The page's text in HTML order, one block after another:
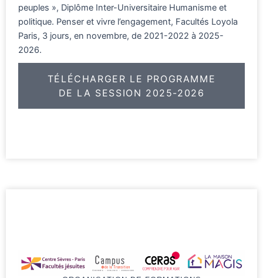
peuples », Diplôme Inter-Universitaire Humanisme et
politique. Penser et vivre l’engagement, Facultés Loyola
Paris, 3 jours, en novembre, de 2021-2022 à 2025-
2026.
TÉLÉCHARGER LE PROGRAMME
DE LA SESSION 2025-2026